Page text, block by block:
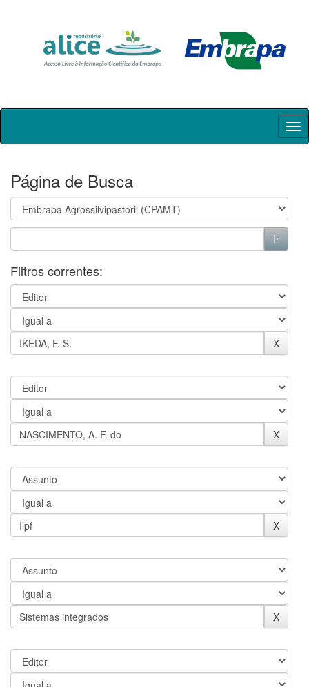
Skip
Página de Busca
Filtros correntes: